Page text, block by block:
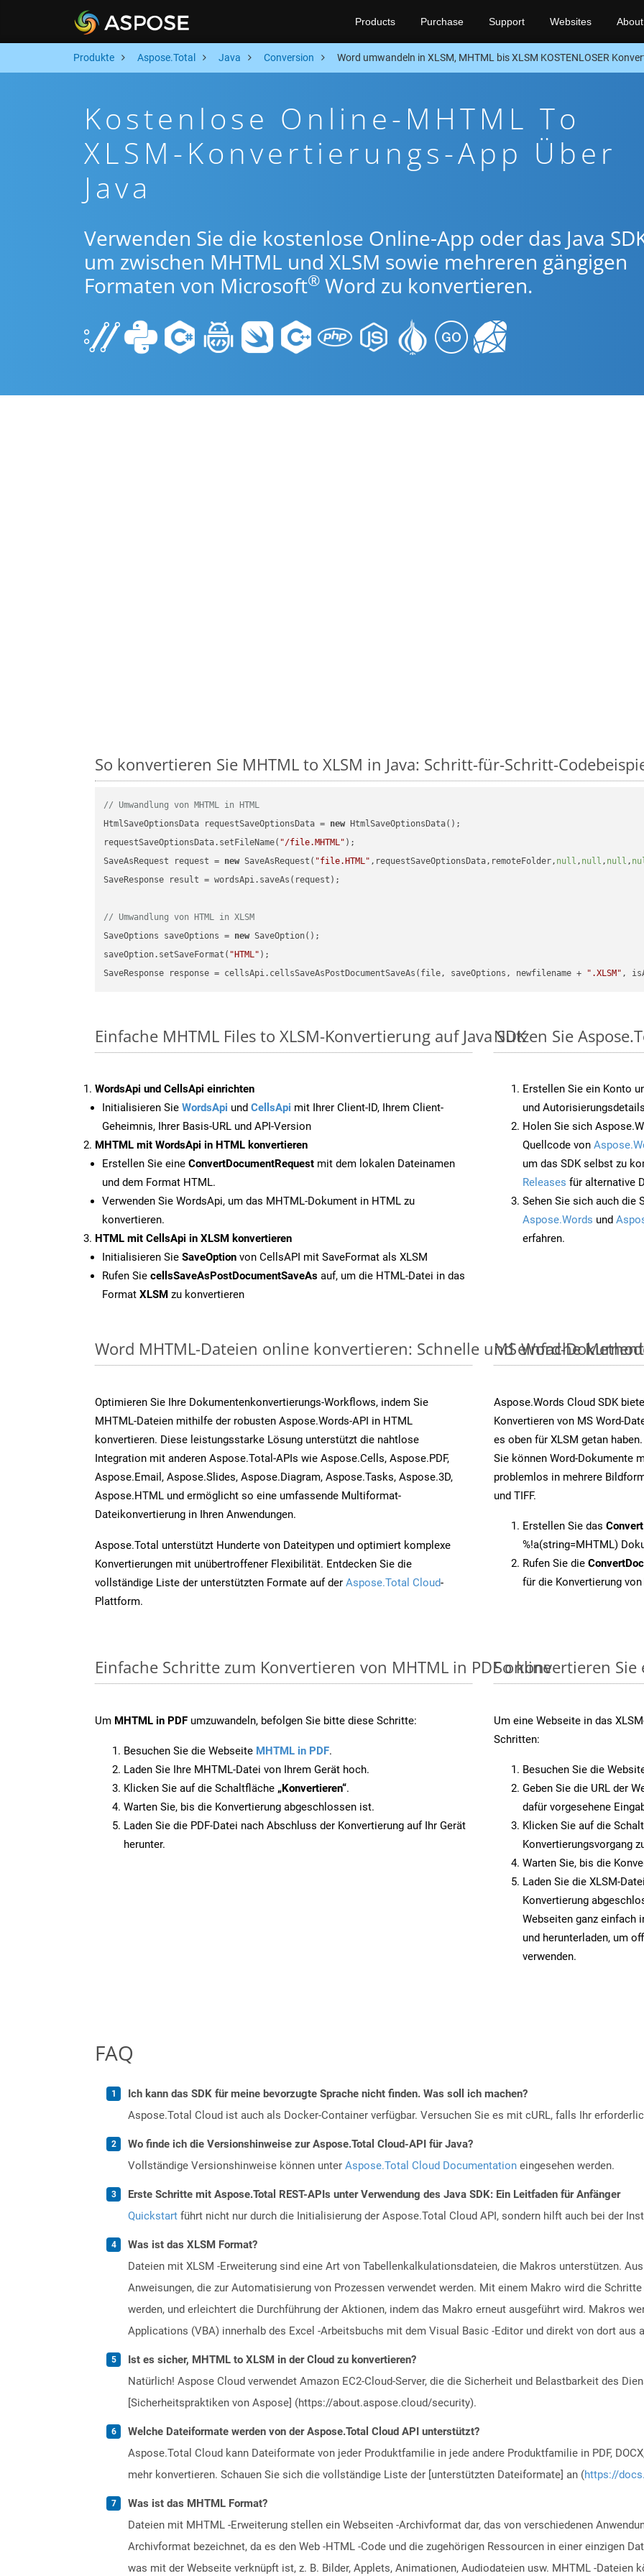
Products Purchase Support Websites About
Produkte Aspose.Total Java Conversion Word umwandeln in XLSM, MHTML bis XLSM KOSTENLOSER
Kostenlose Online-MHTML To
XLSM-Konvertierungs-App Über
Java
Verwenden Sie die kostenlose Online-App oder das Java
um zwischen MHTML und XLSM sowie mehreren gängigen
Formaten von Microsoft® Word zu konvertieren.
So konvertieren Sie MHTML to XLSM in Java: Schritt-für-Schritt-
// Umwandlung von MHTML in HTML
HtmlSaveOptionsData requestSaveOptionsData = new HtmlSaveOptionsData();
requestSaveOptionsData.setFileName( "/file.MHTML" );
SaveAsRequest request = new SaveAsRequest( "file.HTML" ,requestSaveOptionsData,remoteFolder, null , null , null ,
SaveResponse result = wordsApi.saveAs(request);
// Umwandlung von HTML in XLSM
SaveOptions saveOptions = new SaveOption();
saveOption.setSaveFormat( "HTML" );
SaveResponse response = cellsApi.cellsSaveAsPostDocumentSaveAs(file, saveOptions, newfilename +
".XLSM" ,
Einfache MHTML Files to XLSM-Konvertierung auf Java SDK
WordsApi und CellsApi einrichten
Initialisieren Sie WordsApi und CellsApi mit Ihrer Client-ID, Ihrem Client-
Geheimnis, Ihrer Basis-URL und API-Version
MHTML mit WordsApi in HTML konvertieren
Erstellen Sie eine ConvertDocumentRequest mit dem lokalen Dateinamen
und dem Format HTML.
Verwenden Sie WordsApi, um das MHTML-Dokument in HTML zu
konvertieren.
HTML mit CellsApi in XLSM konvertieren
Initialisieren Sie SaveOption von CellsAPI mit SaveFormat als XLSM
Rufen Sie cellsSaveAsPostDocumentSaveAs auf, um die HTML-Datei in das
Format XLSM zu konvertieren
Nutzen Sie
Erstellen Sie ein Konto
und
Holen Sie sich
Quellcode von
um das SDK selbst zu
Releases für alternative
Sehen Sie sich auch die
Aspose.Words und
erfahren.
Word MHTML-Dateien online konvertieren: Schnelle und einfache
Optimieren Sie Ihre Dokumentenkonvertierungs-Workflows, indem Sie
MHTML-Dateien mithilfe der robusten Aspose.Words-API in HTML
konvertieren. Diese leistungsstarke Lösung unterstützt die nahtlose
Integration mit anderen Aspose.Total-APIs wie Aspose.Cells, Aspose.PDF,
Aspose.Email, Aspose.Slides, Aspose.Diagram, Aspose.Tasks, Aspose.3D,
Aspose.HTML und ermöglicht so eine umfassende Multiformat-
Dateikonvertierung in Ihren Anwendungen.
Aspose.Total unterstützt Hunderte von Dateitypen und optimiert komplexe
Konvertierungen mit unübertroffener Flexibilität. Entdecken Sie die
vollständige Liste der unterstützten Formate auf der Aspose.Total Cloud-
Plattform.
MS Word-
Aspose.Words Cloud SDK
Konvertieren von MS Word-
es oben für XLSM getan
Sie können Word-Dokumente
problemlos in mehrere
und TIFF.
Erstellen Sie das
%!a(string=MHTML)
Rufen Sie die
für die Konvertierung
Einfache Schritte zum Konvertieren von MHTML in PDF online
Um MHTML in PDF umzuwandeln, befolgen Sie bitte diese Schritte:
Besuchen Sie die Webseite MHTML in PDF.
Laden Sie Ihre MHTML-Datei von Ihrem Gerät hoch.
Klicken Sie auf die Schaltfläche „Konvertieren“.
Warten Sie, bis die Konvertierung abgeschlossen ist.
Laden Sie die PDF-Datei nach Abschluss der Konvertierung auf Ihr Gerät
herunter.
So konvertieren Sie
Um eine Webseite in das
Schritten:
Besuchen Sie die
Geben Sie die URL der
dafür vorgesehene
Klicken Sie auf die
Konvertierungsvorgang
Warten Sie, bis die
Laden Sie die XLSM-
Konvertierung
Webseiten ganz einfach
und herunterladen, um
verwenden.
FAQ
Ich kann das SDK für meine bevorzugte Sprache nicht finden. Was soll ich machen?
Aspose.Total Cloud ist auch als Docker-Container verfügbar. Versuchen Sie es mit cURL, falls Ihr
Wo finde ich die Versionshinweise zur Aspose.Total Cloud-API für Java?
Vollständige Versionshinweise können unter Aspose.Total Cloud Documentation eingesehen werden.
Erste Schritte mit Aspose.Total REST-APIs unter Verwendung des Java SDK: Ein Leitfaden für Anfänger
Quickstart führt nicht nur durch die Initialisierung der Aspose.Total Cloud API, sondern hilft auch bei der
Was ist das XLSM Format?
Dateien mit XLSM -Erweiterung sind eine Art von Tabellenkalkulationsdateien, die Makros unterstützen.
Anweisungen, die zur Automatisierung von Prozessen verwendet werden. Mit einem Makro wird die
werden, und erleichtert die Durchführung der Aktionen, indem das Makro erneut ausgeführt wird. Makros
Applications (VBA) innerhalb des Excel -Arbeitsbuchs mit dem Visual Basic -Editor und direkt von dort aus
Ist es sicher, MHTML to XLSM in der Cloud zu konvertieren?
Natürlich! Aspose Cloud verwendet Amazon EC2-Cloud-Server, die die Sicherheit und Belastbarkeit des
[Sicherheitspraktiken von Aspose] (https://about.aspose.cloud/security).
Welche Dateiformate werden von der Aspose.Total Cloud API unterstützt?
Aspose.Total Cloud kann Dateiformate von jeder Produktfamilie in jede andere Produktfamilie in PDF, DOCX,
mehr konvertieren. Schauen Sie sich die vollständige Liste der [unterstützten Dateiformate] an (https://
Was ist das MHTML Format?
Dateien mit MHTML -Erweiterung stellen ein Webseiten -Archivformat dar, das von verschiedenen
Archivformat bezeichnet, da es den Web -HTML -Code und die zugehörigen Ressourcen in einer einzigen
was mit der Webseite verknüpft ist, z. B. Bilder, Applets, Animationen, Audiodateien usw. MHTML -Dateien